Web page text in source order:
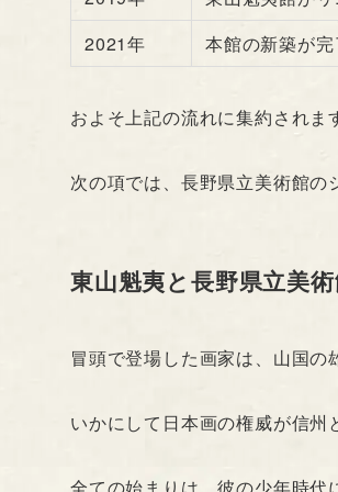
2021年
本館の新築が
およそ上記の流れに集約されま
次の項では、長野県立美術館の
東山魁夷と長野県立美
冒頭で登場した画家は、山国の
いかにして日本画の権威が信州
全ての始まりは、彼の少年時代